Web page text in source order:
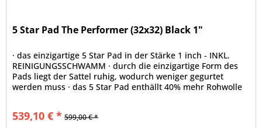
5 Star Pad The Performer (32x32) Black 1"
· das einzigartige 5 Star Pad in der Stärke 1 inch - INKL.
REINIGUNGSSCHWAMM · durch die einzigartige Form des
Pads liegt der Sattel ruhig, wodurch weniger gegurtet
werden muss · das 5 Star Pad enthällt 40% mehr Rohwolle
539,10 € * 599,00 € *